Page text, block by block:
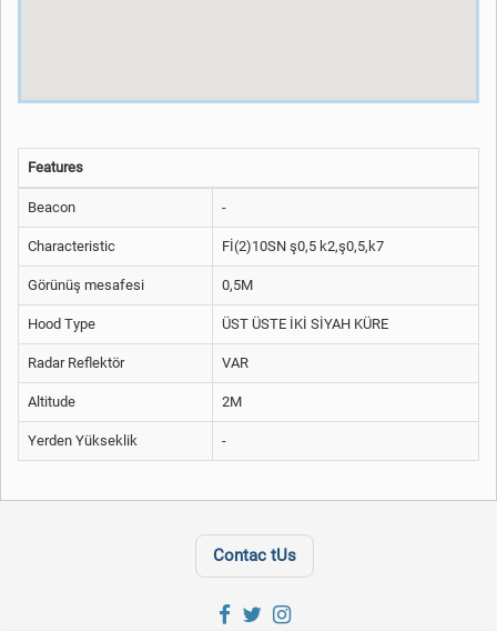
Features
Beacon -
Characteristic Fİ(2)10SN ş0,5 k2,ş0,5,k7
Görünüş mesafesi 0,5M
Hood Type ÜST ÜSTE İKİ SİYAH KÜRE
Radar Reflektör VAR
Altitude 2M
Yerden Yükseklik -
Contac tUs